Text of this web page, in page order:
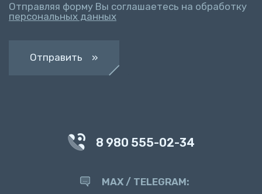
Отправляя форму Вы соглашаетесь на обработку
персональных данных
Отправить »
8 980 555-02-34
MAX / TELEGRAM: